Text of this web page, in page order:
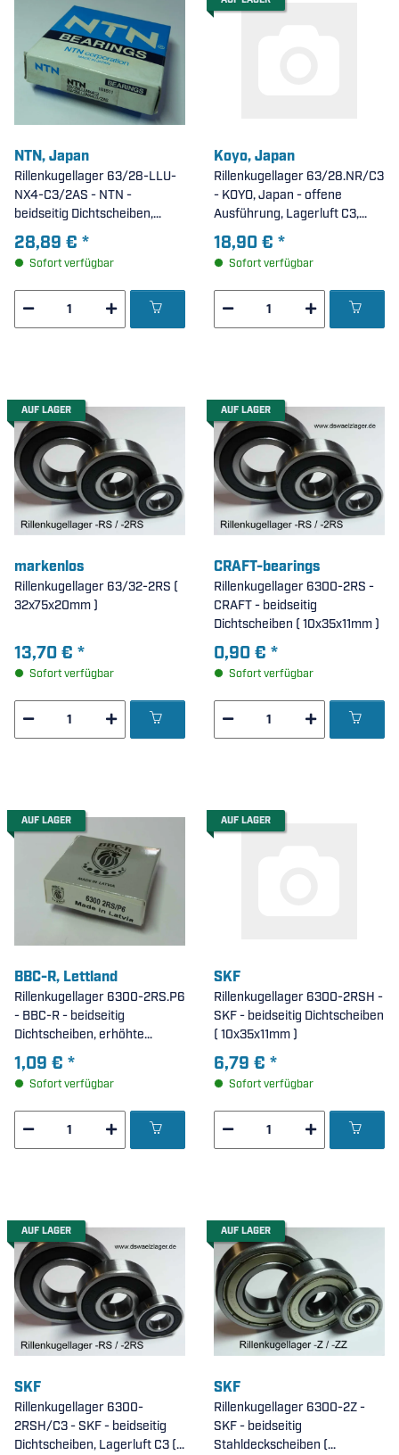
NTN, Japan
Rillenkugellager 63/28-LLU-
NX4-C3/2AS - NTN -
beidseitig Dichtscheiben,
umlaufende Ringnut im
Außenring, erhöhte radiale
Lagerluft C3 ( 28x68x18mm )
28,89 € *
Sofort verfügbar
Koyo, Japan
Rillenkugellager 63/28.NR/C3
- KOYO, Japan - offene
Ausführung, Lagerluft C3,
Ringnute + Sprengring im
Außenring ( 28x68x18mm )
18,90 € *
Sofort verfügbar
AUF LAGER
markenlos
Rillenkugellager 63/32-2RS (
32x75x20mm )
13,70 € *
Sofort verfügbar
AUF LAGER
CRAFT-bearings
Rillenkugellager 6300-2RS -
CRAFT - beidseitig
Dichtscheiben ( 10x35x11mm )
0,90 € *
Sofort verfügbar
AUF LAGER
BBC-R, Lettland
Rillenkugellager 6300-2RS.P6
- BBC-R - beidseitig
Dichtscheiben, erhöhte
Laufgenauigkeit P6 (
10x35x11mm )
1,09 € *
Sofort verfügbar
AUF LAGER
SKF
Rillenkugellager 6300-2RSH -
SKF - beidseitig Dichtscheiben
( 10x35x11mm )
6,79 € *
Sofort verfügbar
AUF LAGER
SKF
Rillenkugellager 6300-
2RSH/C3 - SKF - beidseitig
Dichtscheiben, Lagerluft C3 (
AUF LAGER
SKF
Rillenkugellager 6300-2Z -
SKF - beidseitig
Stahldeckscheiben (